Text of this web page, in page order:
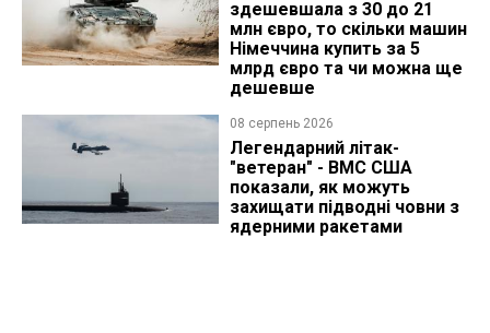
здешевшала з 30 до 21
млн євро, то скільки машин
Німеччина купить за 5
млрд євро та чи можна ще
дешевше
08 серпень 2026
Легендарний літак-
"ветеран" - ВМС США
показали, як можуть
захищати підводні човни з
ядерними ракетами